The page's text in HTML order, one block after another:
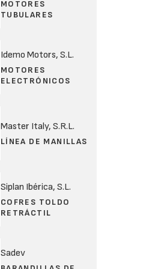
MOTORES
TUBULARES
Idemo Motors, S.L.
MOTORES
ELECTRÓNICOS
Master Italy, S.R.L.
LÍNEA DE MANILLAS
Siplan Ibérica, S.L.
COFRES TOLDO
RETRÁCTIL
Sadev